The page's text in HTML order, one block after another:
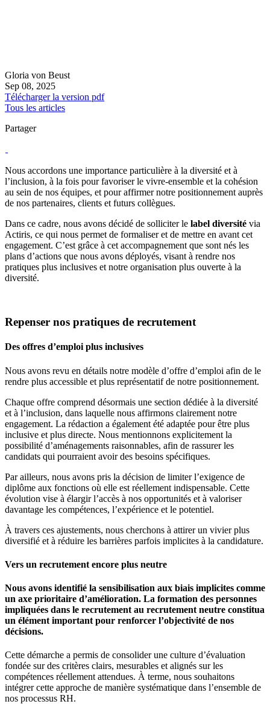
Gloria von Beust
Sep 08, 2025
Télécharger la version pdf
Tous les articles
Partager
Nous accordons une importance particulière à la diversité et à
l’inclusion, à la fois pour favoriser le vivre-ensemble et la cohésion
au sein de nos équipes, et pour affirmer notre positionnement auprès
de nos partenaires, clients et futurs collègues.
Dans ce cadre, nous avons décidé de solliciter le label diversité via
Actiris, ce qui nous permet de formaliser et de mettre en avant cet
engagement. C’est grâce à cet accompagnement que sont nés les
plans d’actions que nous avons déployés, visant à rendre nos
pratiques plus inclusives et notre organisation plus ouverte à la
diversité.
Repenser nos pratiques de recrutement
Des offres d’emploi plus inclusives
Nous avons revu en détails notre modèle d’offre d’emploi afin de le
rendre plus accessible et plus représentatif de notre positionnement.
Chaque offre comprend désormais une section dédiée à la diversité
et à l’inclusion, dans laquelle nous affirmons clairement notre
engagement. La rédaction a également été adaptée pour être plus
inclusive et plus directe. Nous mentionnons explicitement la
possibilité d’aménagements raisonnables, afin de rassurer les
candidats qui pourraient avoir des besoins spécifiques.
Par ailleurs, nous avons pris la décision de limiter l’exigence de
diplôme aux fonctions où elle est réellement indispensable. Cette
évolution vise à élargir l’accès à nos opportunités et à valoriser
davantage les compétences, l’expérience et le potentiel.
À travers ces ajustements, nous cherchons à attirer un vivier plus
diversifié et à réduire les barrières parfois implicites à la candidature.
Vers un recrutement encore plus neutre
Nous avons identifié la sensibilisation aux biais implicites comme
un axe prioritaire d’amélioration. La formation des personnes
impliquées dans le recrutement au recrutement neutre constitua
un élément important pour renforcer l’objectivité de nos
décisions.
Cette démarche a permis de consolider une culture d’évaluation
fondée sur des critères clairs, mesurables et alignés sur les
compétences réellement attendues. À terme, nous souhaitons
intégrer cette approche de manière systématique dans l’ensemble de
nos processus RH.